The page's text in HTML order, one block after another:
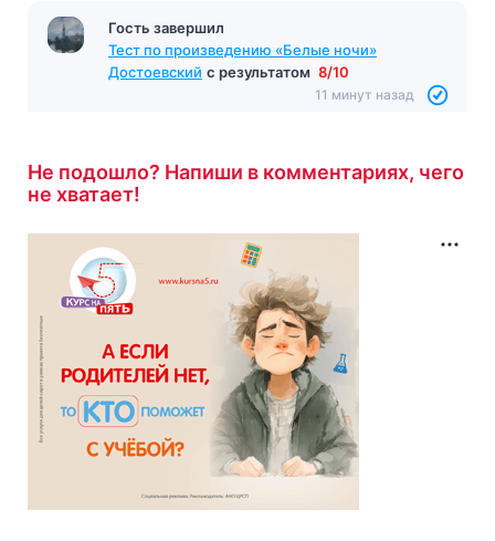
Гость завершил
Тест по произведению «Белые ночи»
Достоевский с результатом 8/10
11 минут назад
Не подошло? Напиши в комментариях, чего
не хватает!